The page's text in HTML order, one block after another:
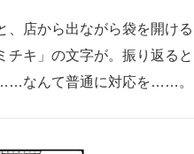
店から出ながら袋を開け
チキ」の文字が。振り返る
なんて普通に対応を……。